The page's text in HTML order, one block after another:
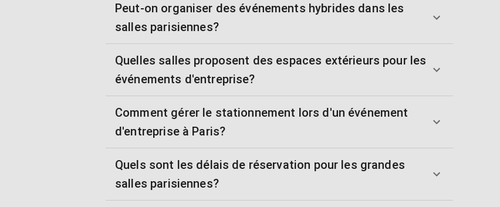
Peut-on organiser des événements hybrides dans les
salles parisiennes?
Quelles salles proposent des espaces extérieurs pour les
événements d'entreprise?
Comment gérer le stationnement lors d'un événement
d'entreprise à Paris?
Quels sont les délais de réservation pour les grandes
salles parisiennes?